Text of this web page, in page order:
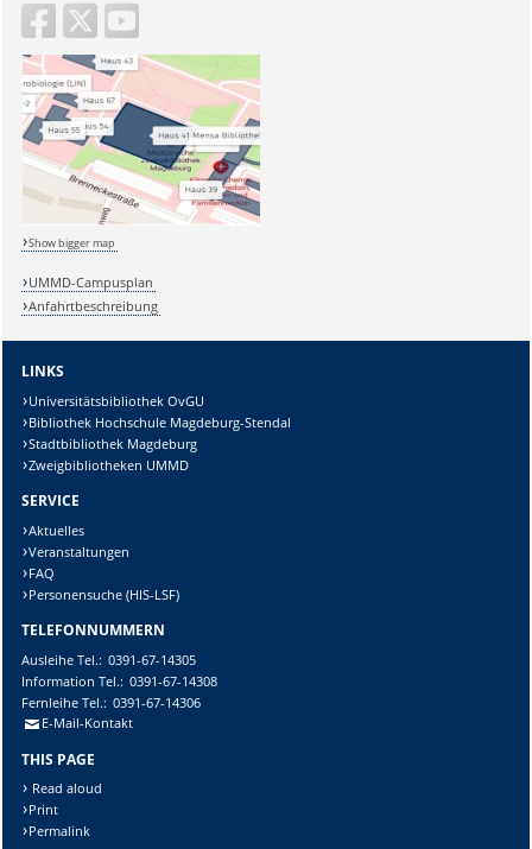
Show bigger map
UMMD-Campusplan
Anfahrtbeschreibung
LINKS
Universitätsbibliothek OvGU
Bibliothek Hochschule Magdeburg-Stendal
Stadtbibliothek Magdeburg
Zweigbibliotheken UMMD
SERVICE
Aktuelles
Veranstaltungen
FAQ
Personensuche (HIS-LSF)
TELEFONNUMMERN
AusleiheTel.: 0391-67-14305
Information Tel.: 0391-67-14308
FernleiheTel.: 0391-67-14306
E-Mail-Kontakt
THIS PAGE
Read aloud
Print
Permalink